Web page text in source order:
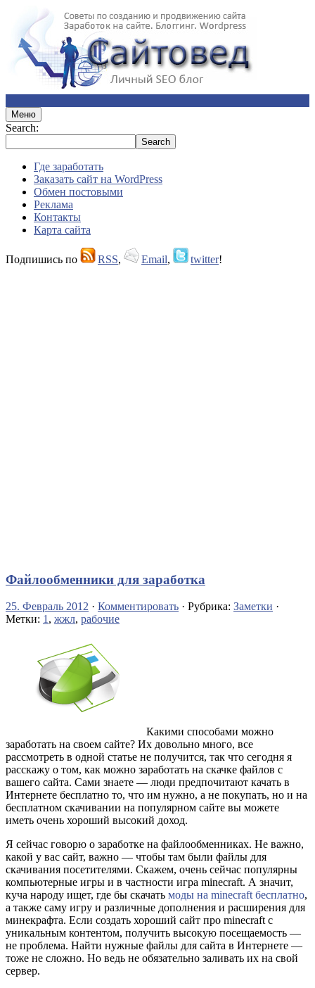
Меню
Search:
Где заработать
Заказать сайт на WordPress
Обмен постовыми
Реклама
Контакты
Карта сайта
Подпишись по RSS, Email, twitter!
Файлообменники для заработка
25. Февраль 2012 · Комментировать · Рубрика: Заметки ·
Метки: 1, жжл, рабочие
Какими способами можно
заработать на своем сайте? Их довольно много, все
рассмотреть в одной статье не получится, так что сегодня я
расскажу о том, как можно заработать на скачке файлов с
вашего сайта. Сами знаете — люди предпочитают качать в
Интернете бесплатно то, что им нужно, а не покупать, но и на
бесплатном скачивании на популярном сайте вы можете
иметь очень хороший высокий доход.
Я сейчас говорю о заработке на файлообменниках. Не важно,
какой у вас сайт, важно — чтобы там были файлы для
скачивания посетителями. Скажем, очень сейчас популярны
компьютерные игры и в частности игра minecraft. А значит,
куча народу ищет, где бы скачать моды на minecraft бесплатно,
а также саму игру и различные дополнения и расширения для
минекрафта. Если создать хороший сайт про minecraft с
уникальным контентом, получить высокую посещаемость —
не проблема. Найти нужные файлы для сайта в Интернете —
тоже не сложно. Но ведь не обязательно заливать их на свой
сервер.